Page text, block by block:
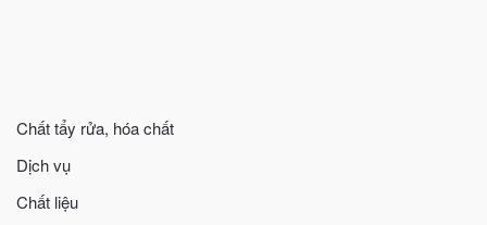
Chất tẩy rửa, hóa chất
Dịch vụ
Chất liệu